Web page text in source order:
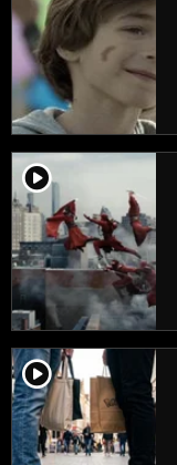
player2
player2